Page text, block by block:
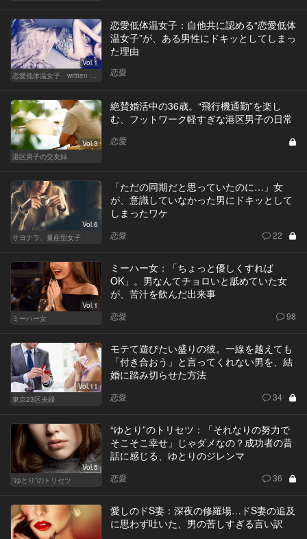
Vol.1
恋愛低体温女子：自他共に認める“恋愛低体
温女子”が、ある男性にドキッとしてしまっ
た理由
恋愛
Vol.3
港区男子の交友録
絶賛婚活中の36歳。“飛行機通勤”を楽し
む、フットワーク軽すぎな港区男子の日常
恋愛
Vol.6
サヨナラ、量産型女子
「ただの同期だと思っていたのに…」女
が、意識していなかった男にドキッとして
しまったワケ
恋愛 22
Vol.1
ミーハー女
ミーハー女：「ちょっと優しくすれば
OK」。男なんてチョロいと舐めていた女
が、苦汁を飲んだ出来事
恋愛 98
Vol.11
東京23区夫婦
モテて遊びたい盛りの彼。一線を越えても
「付き合おう」と言ってくれない男を、結
婚に踏み切らせた方法
恋愛 34
Vol.5
“ゆとり”のトリセツ
“ゆとり”のトリセツ：「それなりの努力で
そこそこ幸せ」じゃダメなの？成功者の昔
話に感じる、ゆとりのジレンマ
恋愛 36
愛しのドS妻：深夜の修羅場…ドS妻の追及
に思わず吐いた、男の苦しすぎる言い訳